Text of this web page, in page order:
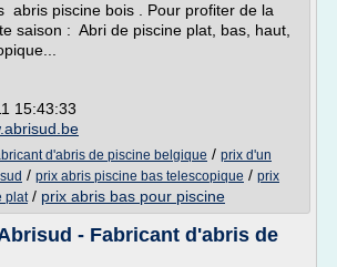
abris piscine bois . Pour profiter de la
saison : Abri de piscine plat, bas, haut,
15:43:33
d'abris de piscine belgique / prix d'un
/ prix abris piscine bas telescopique / prix
plat/ prix abris bas pour piscine
- Fabricant d'abris de